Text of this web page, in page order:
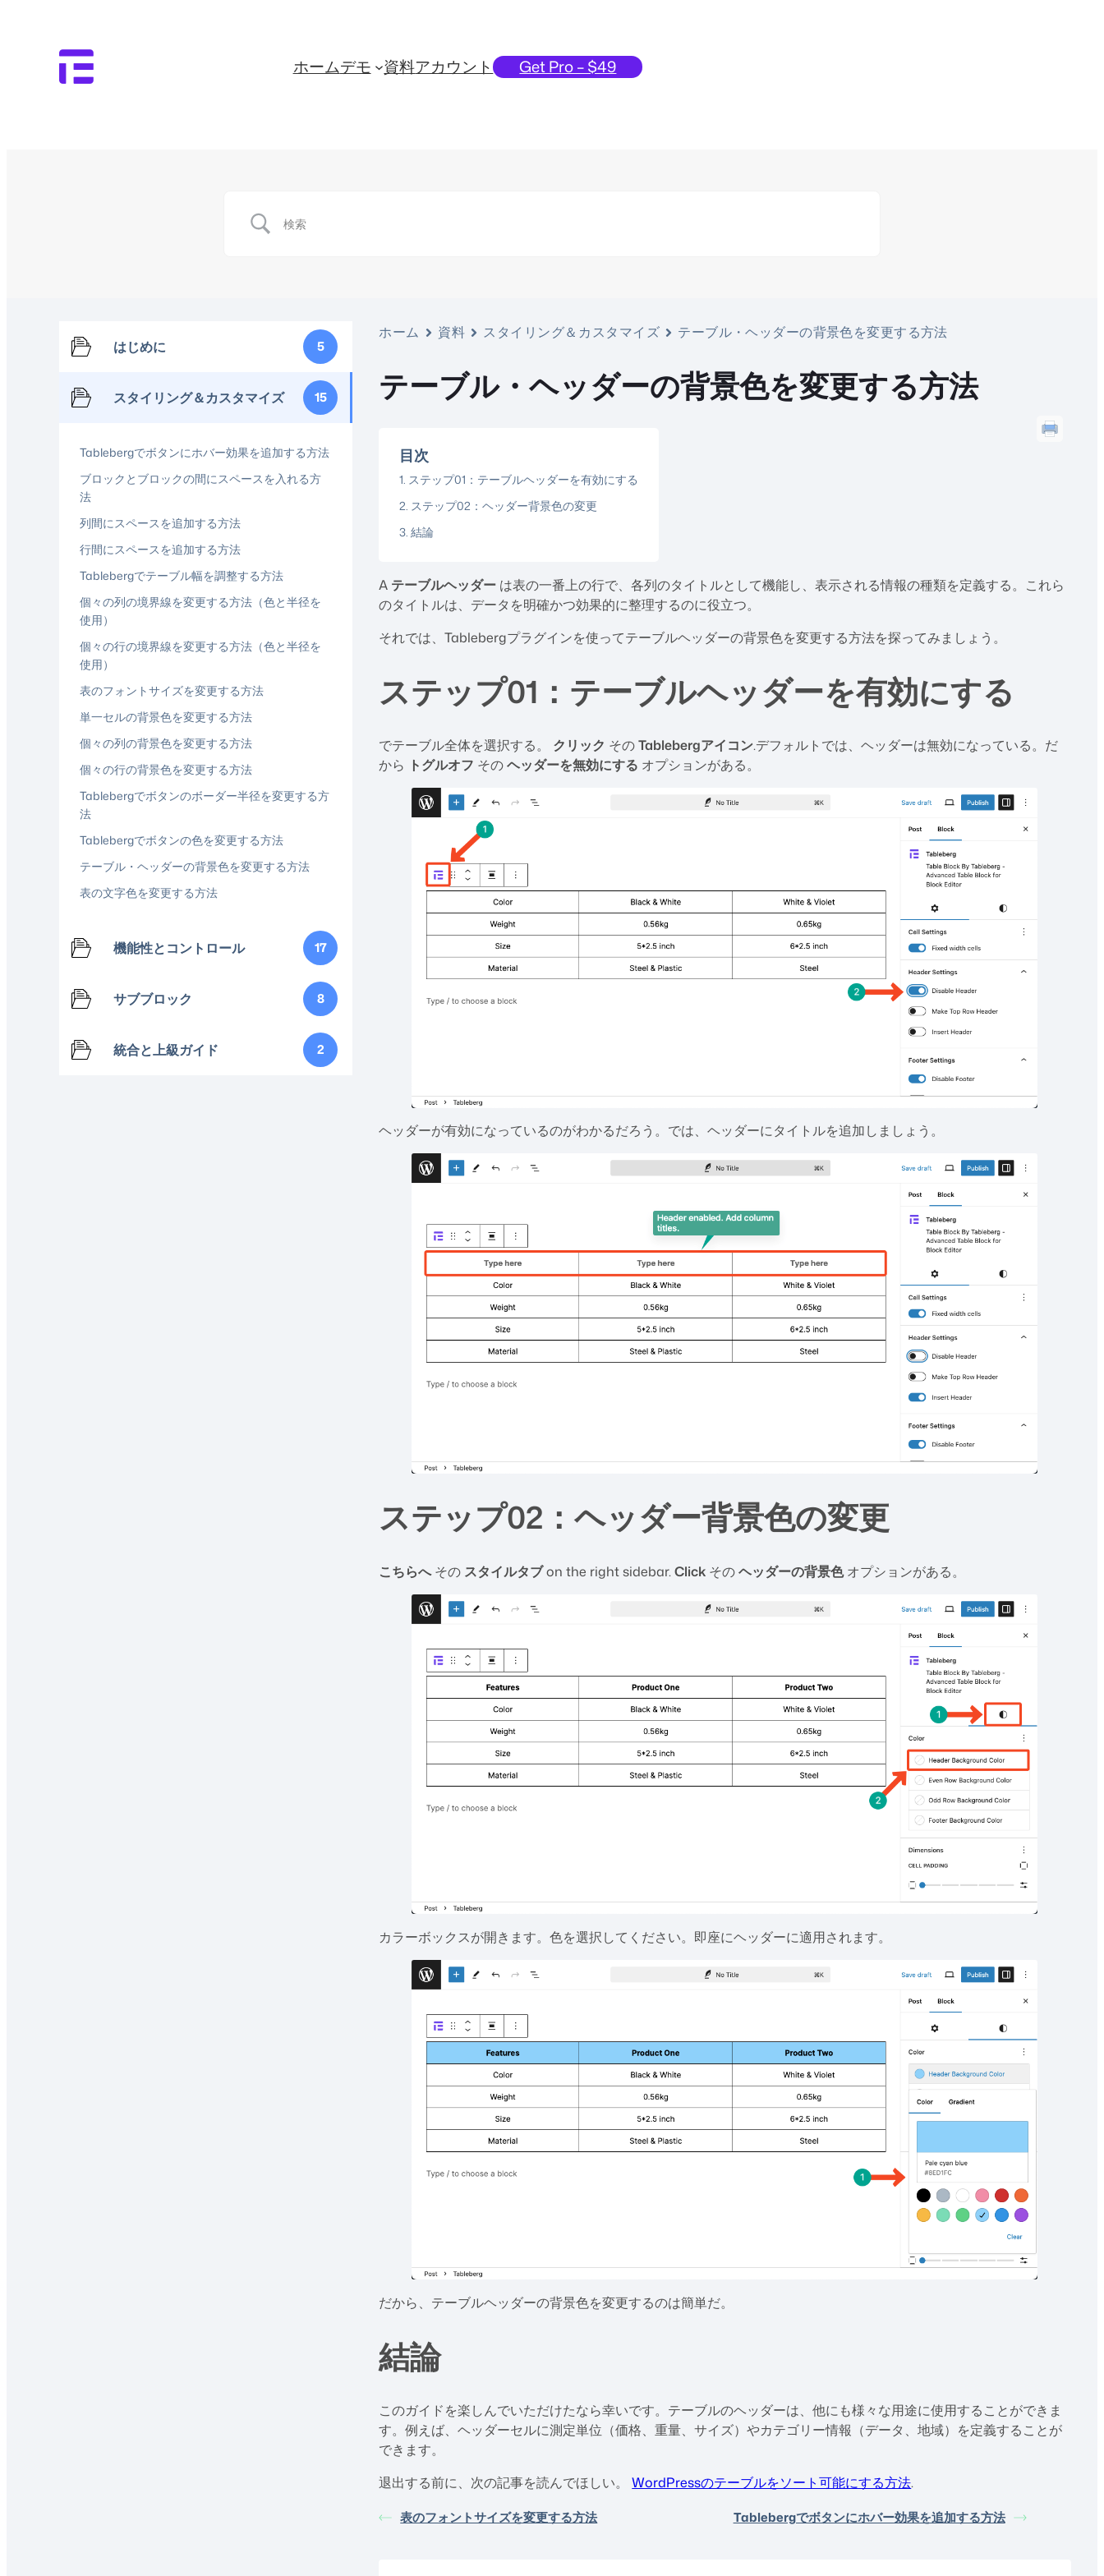
ホームデモ 資料アカウント Get Pro – $49
はじめに 5
スタイリング＆カスタマイズ 15
Tablebergでボタンにホバー効果を追加する方法
ブロックとブロックの間にスペースを入れる方
法
列間にスペースを追加する方法
行間にスペースを追加する方法
Tablebergでテーブル幅を調整する方法
個々の列の境界線を変更する方法（色と半径を
使用）
個々の行の境界線を変更する方法（色と半径を
使用）
表のフォントサイズを変更する方法
単一セルの背景色を変更する方法
個々の列の背景色を変更する方法
個々の行の背景色を変更する方法
Tablebergでボタンのボーダー半径を変更する方
法
Tablebergでボタンの色を変更する方法
テーブル・ヘッダーの背景色を変更する方法
表の文字色を変更する方法
機能性とコントロール 17
サブブロック 8
統合と上級ガイド 2
ホーム 資料 スタイリング＆カスタマイズ テーブル・ヘッダーの背景色を変更する方法
テーブル・ヘッダーの背景色を変更する方法
目次
ステップ01：テーブルヘッダーを有効にする
ステップ02：ヘッダー背景色の変更
結論
A テーブルヘッダー は表の一番上の行で、各列のタイトルとして機能し、表示される情報の種類を定義する。これら
のタイトルは、データを明確かつ効果的に整理するのに役立つ。
それでは、Tablebergプラグインを使ってテーブルヘッダーの背景色を変更する方法を探ってみましょう。
ステップ01：テーブルヘッダーを有効にする
でテーブル全体を選択する。 クリック そのTablebergアイコン.デフォルトでは、ヘッダーは無効になっている。だ
から トグルオフ そのヘッダーを無効にする オプションがある。
ヘッダーが有効になっているのがわかるだろう。では、ヘッダーにタイトルを追加しましょう。
ステップ02：ヘッダー背景色の変更
こちらへその スタイルタブon the right sidebar.Click そのヘッダーの背景色オプションがある。
カラーボックスが開きます。色を選択してください。即座にヘッダーに適用されます。
だから、テーブルヘッダーの背景色を変更するのは簡単だ。
結論
このガイドを楽しんでいただけたなら幸いです。テーブルのヘッダーは、他にも様々な用途に使用することができま
す。例えば、ヘッダーセルに測定単位（価格、重量、サイズ）やカテゴリー情報（データ、地域）を定義することが
できます。
退出する前に、次の記事を読んでほしい。WordPressのテーブルをソート可能にする方法.
表のフォントサイズを変更する方法 Tablebergでボタンにホバー効果を追加する方法